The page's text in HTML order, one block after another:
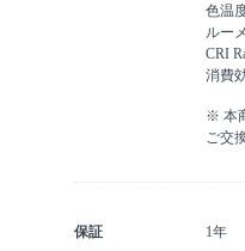
色温
ルー
CRI
消費
※ 本
ご交
保証 1年